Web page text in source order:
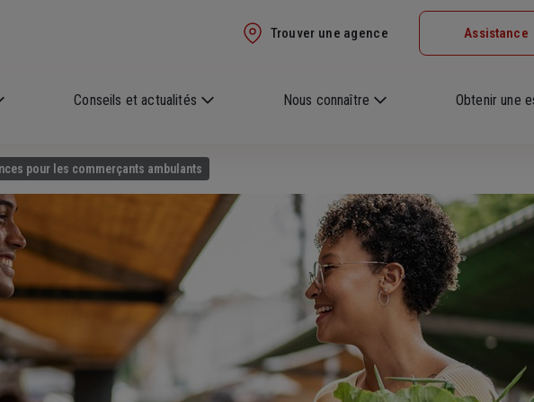
Trouver une agence Assistance
Conseils et actualités Nous connaître Obtenir une
pour les commerçants ambulants